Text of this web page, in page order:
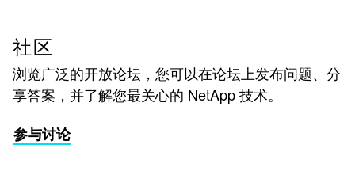
社区
浏览广泛的开放论坛，您可以在论坛上发布问题、分
享答案，并了解您最关心的 NetApp 技术。
参与讨论